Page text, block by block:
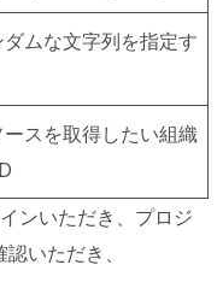
ダムな文字列を指定す
ースを取得したい組織
ンいただき、プロジ
いただき、